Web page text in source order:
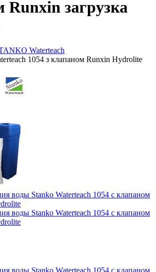
Runxin загрузка
Waterteach
1054 з клапаном Runxin Hydrolite